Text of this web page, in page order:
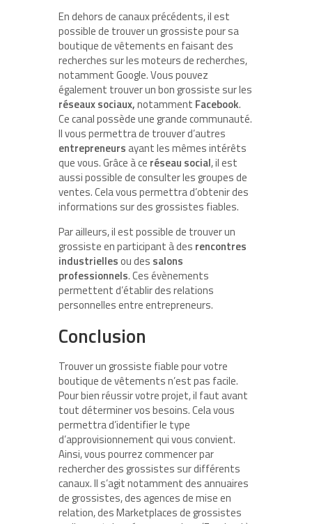
En dehors de canaux précédents, il est
possible de trouver un grossiste pour sa
boutique de vêtements en faisant des
recherches sur les moteurs de recherches,
notamment Google. Vous pouvez
également trouver un bon grossiste sur les
réseaux sociaux,notamment Facebook.
Ce canal possède une grande communauté.
Il vous permettra de trouver d’autres
entrepreneurs ayant les mêmes intérêts
que vous. Grâce à ce réseau social, il est
aussi possible de consulter les groupes de
ventes. Cela vous permettra d’obtenir des
informations sur des grossistes fiables.
Par ailleurs, il est possible de trouver un
grossiste en participant à des rencontres
industriellesou des salons
professionnels. Ces évènements
permettent d’établir des relations
personnelles entre entrepreneurs.
Conclusion
Trouver un grossiste fiable pour votre
boutique de vêtements n’est pas facile.
Pour bien réussir votre projet, il faut avant
tout déterminer vos besoins. Cela vous
permettra d’identifier le type
d’approvisionnement qui vous convient.
Ainsi, vous pourrez commencer par
rechercher des grossistes sur différents
canaux. Il s’agit notamment des annuaires
de grossistes, des agences de mise en
relation, des Marketplaces de grossistes